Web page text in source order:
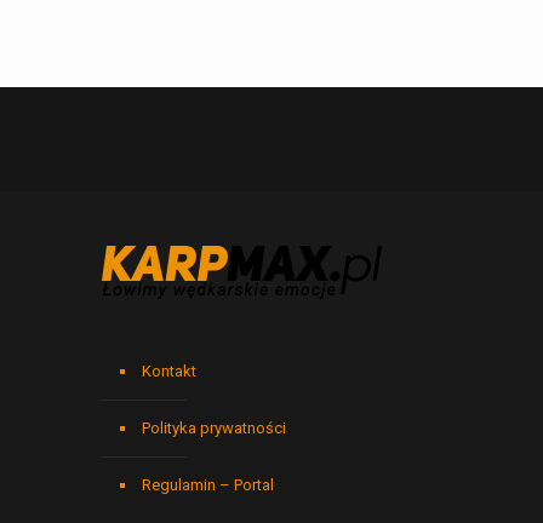
Kontakt
Polityka prywatności
Regulamin – Portal